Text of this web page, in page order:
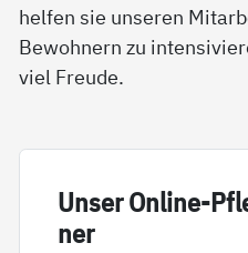
helfen sie unseren
Bewohnern zu
viel Freude.
Un­ser On­li­ne-
ner